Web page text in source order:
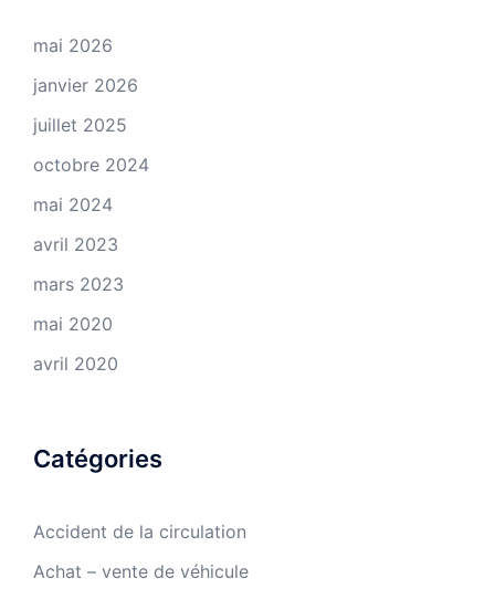
mai 2026
janvier 2026
juillet 2025
octobre 2024
mai 2024
avril 2023
mars 2023
mai 2020
avril 2020
Catégories
Accident de la circulation
Achat – vente de véhicule